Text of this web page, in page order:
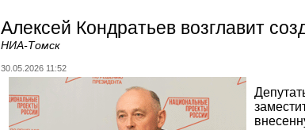
Алексей Кондратьев возглавит
НИА-Томск
30.05.2026 11:52